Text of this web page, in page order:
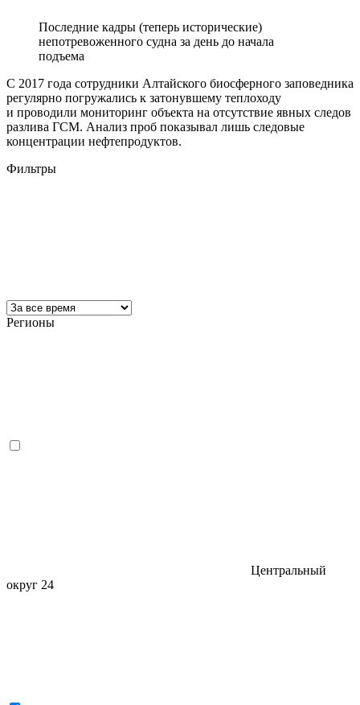
Последние кадры (теперь исторические)
непотревоженного судна за день до начала
подъема
С 2017 года сотрудники Алтайского биосферного заповедника
регулярно погружались к затонувшему теплоходу
и проводили мониторинг объекта на отсутствие явных следов
разлива ГСМ. Анализ проб показывал лишь следовые
концентрации нефтепродуктов.
Фильтры
Регионы
Центральный
округ 24